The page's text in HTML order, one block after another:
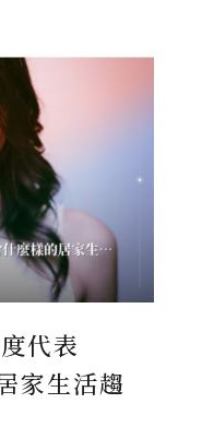
代表
家生活趨